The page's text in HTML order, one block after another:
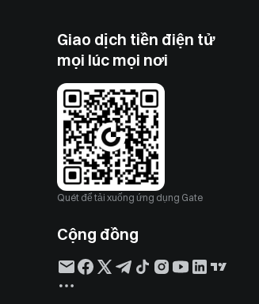
Giao dịch tiền điện tử
mọi lúc mọi nơi
Quét để tải xuống ứng dụng Gate
Cộng đồng